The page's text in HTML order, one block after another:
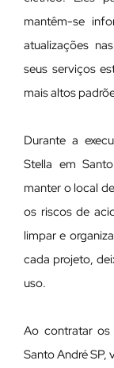
mantêm-se
atualizações
seus serviços
mais altos
Durante a
Stella em
manter o local
os riscos de
limpar e
cada projeto,
uso.
Ao contratar os
Santo André SP,